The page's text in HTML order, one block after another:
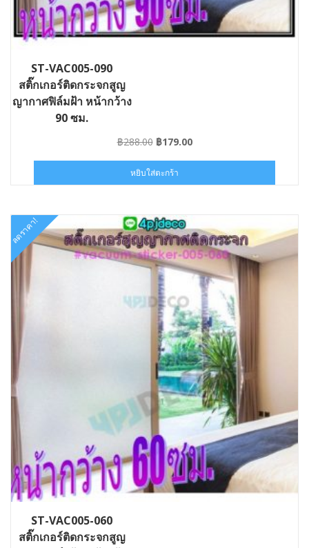
ST-VAC005-090
สติ๊กเกอร์ติดกระจกสูญ
ญากาศฟิล์มฝ้า หน้ากว้าง
90 ซม.
฿288.00 Original
was:
฿288.00.
฿179.00Current
฿179.00.
หยิบใส่ตะกร้า
ลดราคา!
ST-VAC005-060
สติ๊กเกอร์ติดกระจกสูญ